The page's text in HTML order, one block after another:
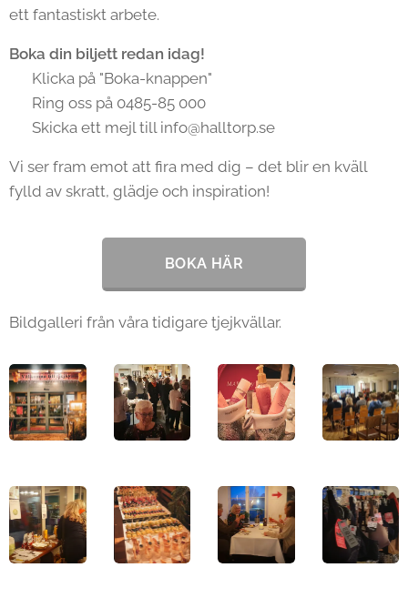
ett fantastiskt arbete.
Boka din biljett redan idag!
👉 Klicka på "Boka-knappen"
📞 Ring oss på 0485-85 000
📧 Skicka ett mejl till info@halltorp.se
Vi ser fram emot att fira med dig – det blir en kväll
fylld av skratt, glädje och inspiration! 💖
BOKA HÄR
Bildgalleri från våra tidigare tjejkvällar.